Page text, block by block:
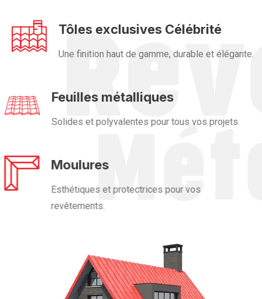
Tôles exclusives Célébrité
Une finition haut de gamme, durable et élégante.
Feuilles métalliques
Solides et polyvalentes pour tous vos projets.
Moulures
Esthétiques et protectrices pour vos
revêtements.